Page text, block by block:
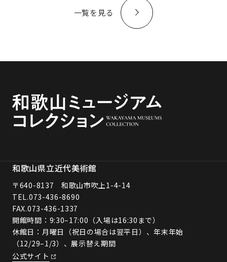
一覧を見る
和歌山県立近代美術館
〒640-8137 和歌山市吹上1-4-14
TEL.073-436-8690
FAX.073-436-1337
開館時間：9:30–17:00（入場は16:30まで）
休館日：月曜日（祝日の場合は翌平日）、年末年始
（12/29–1/3）、展示替え期間
公式サイト